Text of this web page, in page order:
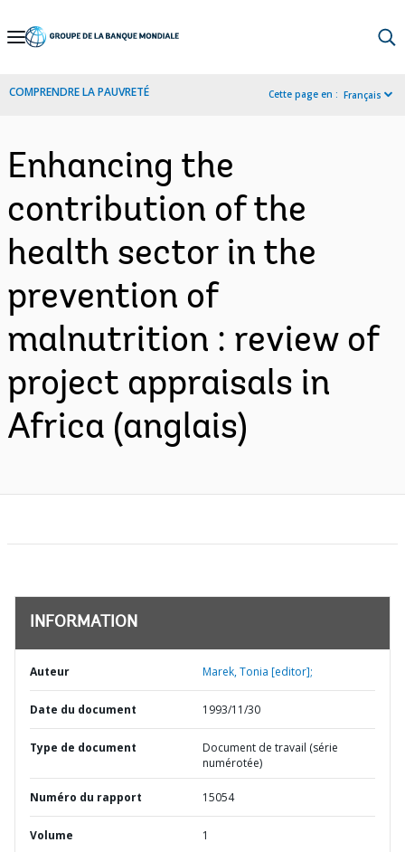
Skip
Navigation
COMPRENDRE LA PAUVRETÉ Cette page en : Français
Enhancing the
contribution of the
health sector in the
prevention of
malnutrition : review of
project appraisals in
Africa (anglais)
INFORMATION
Auteur Marek, Tonia [editor];
Date du document 1993/11/30
Type de document
Document de travail (série
numérotée)
Numéro du rapport 15054
Volume 1